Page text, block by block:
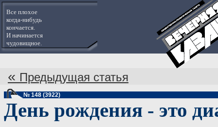
Все плохое
когда-нибудь
кончается.
И начинается
чудовищное.
« Предыдущая статья
№ 148 (3922)
День рождения - это